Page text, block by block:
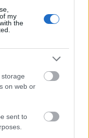
my
the
on web or
sent to
bővítik
jó hírű református